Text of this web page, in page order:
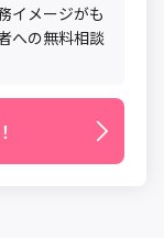
イメージがも
への無料相談